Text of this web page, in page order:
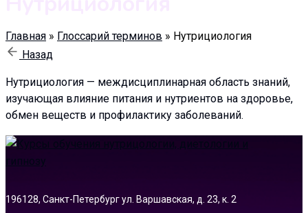
Главная » Глоссарий терминов » Нутрициология
Назад
Нутрициология — междисциплинарная область знаний,
изучающая влияние питания и нутриентов на здоровье,
обмен веществ и профилактику заболеваний.
196128, Санкт-Петербург ул. Варшавская, д. 23, к. 2